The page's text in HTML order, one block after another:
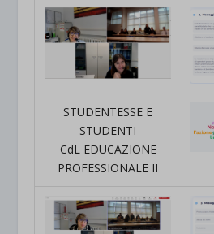
STUDENTESSE E
STUDENTI
CdL EDUCAZIONE
PROFESSIONALE II